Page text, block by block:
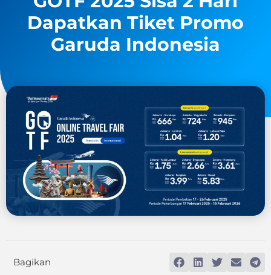
Dapatkan Tiket Promo
Garuda Indonesia
Bagikan